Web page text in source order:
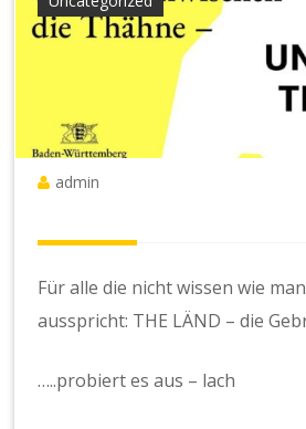
admin
Für alle die nicht wissen wie
ausspricht: THE LÄND – die
…..probiert es aus – lach